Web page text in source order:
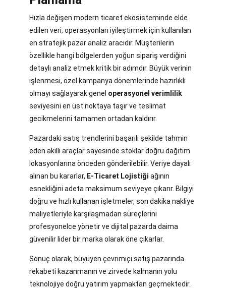
Hızla değişen modern ticaret ekosisteminde elde
edilen veri, operasyonları iyileştirmek için kullanılan
en stratejik pazar analiz aracıdır. Müşterilerin
özellikle hangi bölgelerden yoğun sipariş verdiğini
detaylı analiz etmek kritik bir adımdır. Büyük verinin
işlenmesi, özel kampanya dönemlerinde hazırlıklı
olmayı sağlayarak genel operasyonel verimlilik
seviyesini en üst noktaya taşır ve teslimat
gecikmelerini tamamen ortadan kaldırır.
Pazardaki satış trendlerini başarılı şekilde tahmin
eden akıllı araçlar sayesinde stoklar doğru dağıtım
lokasyonlarına önceden gönderilebilir. Veriye dayalı
alınan bu kararlar, E-Ticaret Lojistiği ağının
esnekliğini adeta maksimum seviyeye çıkarır. Bilgiyi
doğru ve hızlı kullanan işletmeler, son dakika nakliye
maliyetleriyle karşılaşmadan süreçlerini
profesyonelce yönetir ve dijital pazarda daima
güvenilir lider bir marka olarak öne çıkarlar.
Sonuç olarak, büyüyen çevrimiçi satış pazarında
rekabeti kazanmanın ve zirvede kalmanın yolu
teknolojiye doğru yatırım yapmaktan geçmektedir.